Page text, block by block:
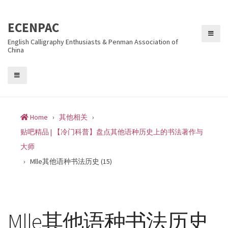
ECENPAC
English Calligraphy Enthusiasts & Penman Association of
China
Home › 其他相关 ›
贴吧精品 | 【冷门科普】盘点其他语种历史上的书法著作与
大师
› Mlle其他语种书法历史 (15)
Mlle其他语种书法历史